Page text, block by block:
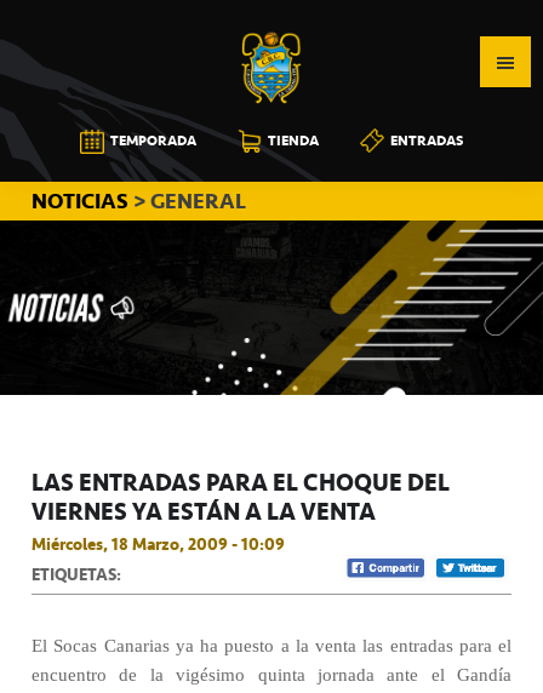
a
la
navegación
principal
al
contenido
principal
a
la
barra
lateral
principal
CB
CANARIAS
TEMPORADA TIENDA ENTRADAS
NOTICIAS > GENERAL
LAS ENTRADAS PARA EL CHOQUE DEL
VIERNES YA ESTÁN A LA VENTA
Miércoles, 18 Marzo, 2009 - 10:09
ETIQUETAS:
El Socas Canarias ya ha puesto a la venta las entradas para el
encuentro de la vigésimo quinta jornada ante el Gandía